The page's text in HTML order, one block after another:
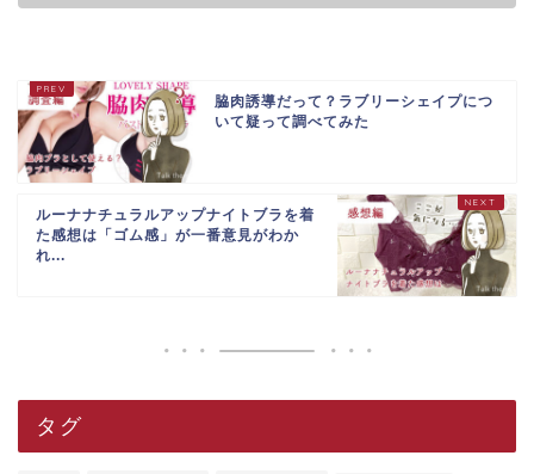
脇肉誘導だって？ラブリーシェイプにつ
いて疑って調べてみた
ルーナナチュラルアップナイトブラを着
た感想は「ゴム感」が一番意見がわか
れ...
タグ